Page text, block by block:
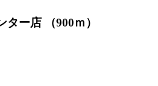
ー店 （900ｍ）